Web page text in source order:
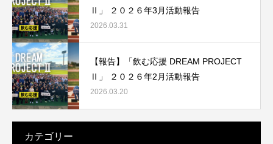
Ⅱ」 ２０２６年3月活動報告
2026.03.31
【報告】「飲む応援 DREAM PROJECT
Ⅱ」 ２０２６年2月活動報告
2026.03.20
カテゴリー